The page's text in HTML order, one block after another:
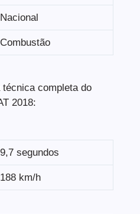
Nacional
Combustão
completa do
2018:
9,7 segundos
188 km/h